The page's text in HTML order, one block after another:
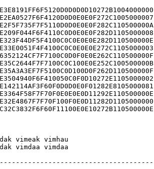
vimeak vimhau
vimdaa vimdaa